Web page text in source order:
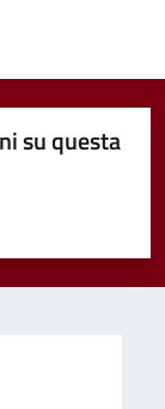
su questa